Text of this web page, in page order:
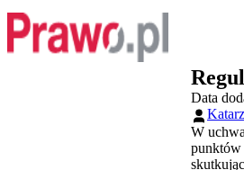
Data
W
punktów